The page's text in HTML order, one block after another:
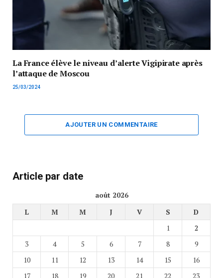
La France élève le niveau d’alerte Vigipirate après
l’attaque de Moscou
25/03/2024
AJOUTER UN COMMENTAIRE
Article par date
août 2026
L
M M J V S
D
1
2
3
4 5 6 7 8
9
10
11 12 13 14 15
16
17
18 19 20 21 22
23